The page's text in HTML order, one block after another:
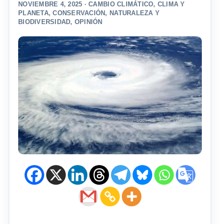
NOVIEMBRE 4, 2025 ·CAMBIO CLIMÁTICO, CLIMA Y
PLANETA,CONSERVACIÓN , NATURALEZA Y
BIODIVERSIDAD, OPINIÓN